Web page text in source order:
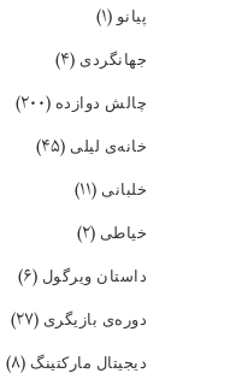
پیانو(۱)
جهانگردی (۴)
چالش دوازده (۲۰۰)
خانه‌ی لیلی (۴۵)
خلبانی (۱۱)
خیاطی (۲)
داستان ویرگول (۶)
دوره‌ی بازیگری (۲۷)
دیجیتال مارکتینگ (۸)